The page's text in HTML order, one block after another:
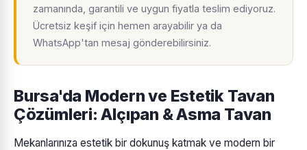
zamanında, garantili ve uygun fiyatla teslim ediyoruz.
Ücretsiz keşif için hemen arayabilir ya da
WhatsApp'tan mesaj gönderebilirsiniz.
Bursa'da Modern ve Estetik Tavan
Çözümleri: Alçıpan & Asma Tavan
Mekanlarınıza estetik bir dokunuş katmak ve modern bir